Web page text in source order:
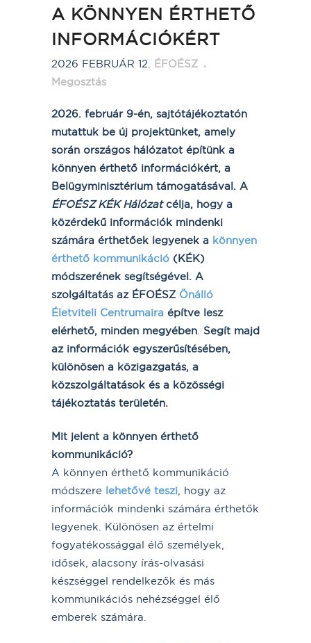
A KÖNNYEN ÉRTHETŐ
INFORMÁCIÓKÉRT
2026 FEBRUÁR 12. ÉFOÉSZ
Megosztás
2026. február 9-én, sajtótájékoztatón
mutattuk be új projektünket, amely
során országos hálózatot építünk a
könnyen érthető információkért, a
Belügyminisztérium támogatásával. A
ÉFOÉSZ KÉK Hálózatcélja, hogy a
közérdekű információk mindenki
számára érthetőek legyenek a könnyen
érthető kommunikáció (KÉK)
módszerének segítségével. A
szolgáltatás az ÉFOÉSZ Önálló
Életviteli Centrumaira építve lesz
elérhető, minden megyében. Segít majd
az információk egyszerűsítésében,
különösen a közigazgatás, a
közszolgáltatások és a közösségi
tájékoztatás területén.
Mit jelent a könnyen érthető
kommunikáció?
A könnyen érthető kommunikáció
módszere lehetővé teszi, hogy az
információk mindenki számára érthetők
legyenek. Különösen az értelmi
fogyatékossággal élő személyek,
idősek, alacsony írás-olvasási
készséggel rendelkezők és más
kommunikációs nehézséggel élő
emberek számára.